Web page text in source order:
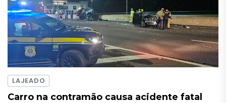
LAJEADO
Carro na contramão causa acidente fatal